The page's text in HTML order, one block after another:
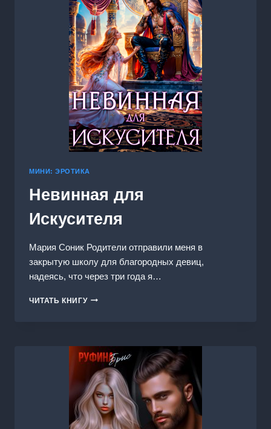
МИНИ: ЭРОТИКА
Невинная для
Искусителя
Мария Соник Родители отправили меня в
закрытую школу для благородных девиц,
надеясь, что через три года я…
ЧИТАТЬ КНИГУНЕВИННАЯ